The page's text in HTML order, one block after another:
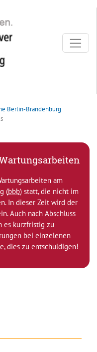
Berlin-Brandenburg
am
(bbb) statt, die nicht im
In dieser Zeit wird der
Auch nach Abschluss
es kurzfristig zu
bei einzelenen
dies zu entschuldigen!